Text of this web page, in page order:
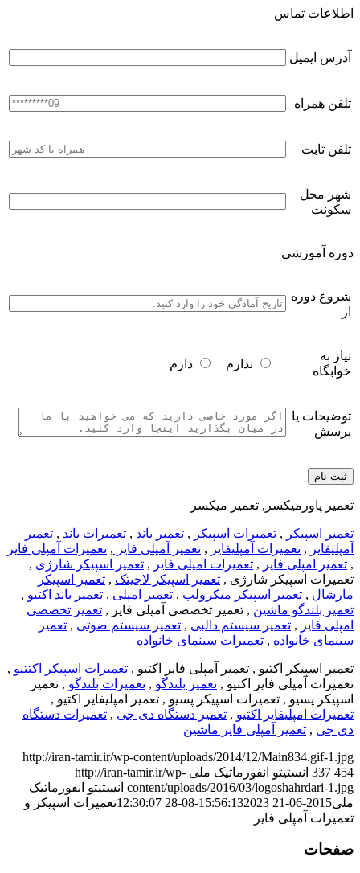
اطلاعات تماس
آدرس ایمیل
تلفن همراه
تلفن ثابت
شهر محل
سکونت
دوره آموزشی
شروع دوره
از
نیاز به
خوابگاه
ندارم دارم
توضیحات یا
پرسش
تعمیر پاورمیکسر, تعمیر میکسر
تعمیر اسپیکر , تعمیرات اسپیکر , تعمیر باند , تعمیرات باند , تعمیر
آمپلیفایر , تعمیرات آمپلیفایر , تعمیر آمپلی فایر , تعمیرات آمپلی فایر
, تعمیر امپلی فایر , تعمیرات امپلی فایر , تعمیر اسپیکر شارژی ,
تعمیرات اسپیکر شارژی , تعمیر اسپیکر لاجیتک , تعمیر اسپیکر
مارشال , تعمیر اسپیکر میکرولب , تعمیر امپلی , تعمیر باند اکتیو ,
تعمیر بلندگو ماشین , تعمیر تخصصی آمپلی فایر , تعمیر تخصصی
امپلی فایر , تعمیر سیستم دالبی , تعمیر سیستم صوتی , تعمیر
سینمای خانواده , تعمیرات سینمای خانواده
تعمیر اسپیکر اکتیو , تعمیر آمپلی فایر اکتیو , تعمیرات اسپیکر اکتتیو ,
تعمیرات آمپلی فایر اکتیو , تعمیر بلندگو , تعمیرات بلندگو , تعمیر
اسپیکر پسیو , تعمیرات اسپیکر پسیو , تعمیر امپلیفایر اکتیو ,
تعمیرات امپلیفایر اکتیو , تعمیر دستگاه دی جی , تعمیرات دستگاه
دی جی , تعمیر آمپلی فایر ماشین
http://iran-tamir.ir/wp-content/uploads/2014/12/Main834.gif-1.jpg
337 454 انستیتو انفورماتیک ملی http://iran-tamir.ir/wp-
content/uploads/2016/03/logoshahrdari-1.jpg انستیتو انفورماتیک
ملی2015-06-21 15:56:13
2023-08-28 12:30:07
تعمیرات اسپیکر و
تعمیرات آمپلی فایر
صفحات